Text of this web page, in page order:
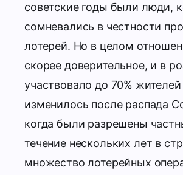
советские годы были люди,
сомневались в честности
лотерей. Но в целом
скорее доверительное, и в
участвовало до 70%
изменилось после распада
когда были разрешены
течение нескольких лет в
множество лотерейных